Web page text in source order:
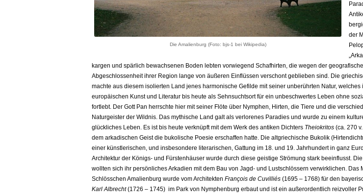
Die Amalienburg (Foto: bjs-1 bei Wikipedia)
der
kargen und spärlich bewachsenen Boden lebten vorwiegend Schafhirten, die wegen der
Abgeschlossenheit ihrer Region lange von äußeren Einflüssen verschont geblieben sind. Die
machte aus diesem isolierten Land jenes harmonische Gefilde mit seiner unberührten Natur, welches
europäischen Kunst und Literatur bis heute als Sehnsuchtsort für ein unbeschwertes Leben ohne
fortlebt. Der Gott Pan herrschte hier mit seiner Flöte über Nymphen, Hirten, die Tiere und die
Naturgeister der Wildnis. Das mythische Land galt als verlorenes Paradies und wurde zu einem
glückliches Leben. Es ist bis heute verknüpft mit dem Werk des antiken Dichters Theiokritos (ca. 270
dem arkadischen Geist die bukolische Poesie erschaffen hatte. Die altgriechische Bukolik
einer künstlerischen, und insbesondere literarischen, Gattung im 18. und 19. Jahrhundert in ganz
Architektur der Königs- und Fürstenhäuser wurde durch diese geistige Strömung stark beeinflusst.
wollten sich ihr persönliches Arkadien mit dem Bau von Jagd- und Lustschlössern verwirklichen. Das
Schlösschen Amalienburg wurde vom Architekten François de Cuvilliés (1695 – 1768) für den
Karl Albrecht(1726 – 1745) im Park von Nymphenburg erbaut und ist ein außerordentlich reizvoller